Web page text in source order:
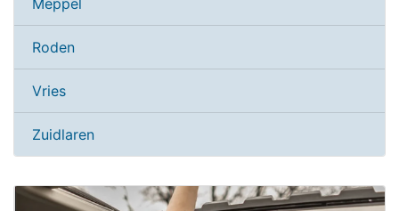
Meppel
Roden
Vries
Zuidlaren